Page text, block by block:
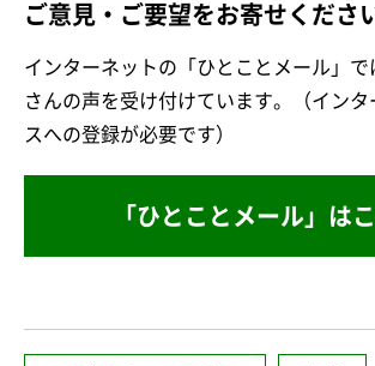
ご意見・ご要望をお寄せくださ
インターネットの「ひとことメール」で
さんの声を受け付けています。（インタ
スへの登録が必要です）
「ひとことメール」は